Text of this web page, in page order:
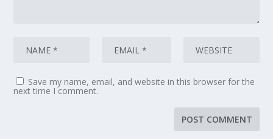
Save my name, email, and website in this browser for the
next time I comment.